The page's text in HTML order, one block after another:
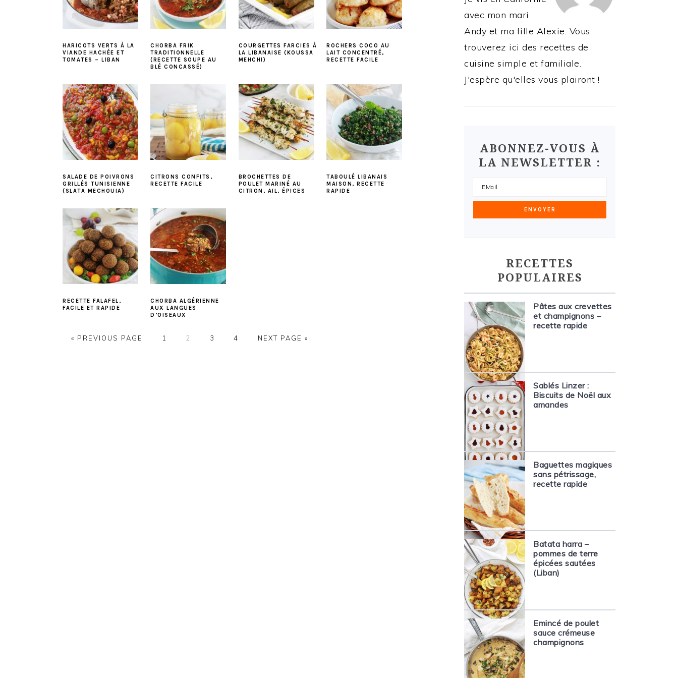
HARICOTS VERTS À LA
VIANDE HACHÉE ET
TOMATES – LIBAN
CHORBA FRIK
TRADITIONNELLE
(RECETTE SOUPE AU
BLÉ CONCASSÉ)
COURGETTES FARCIES À
LA LIBANAISE (KOUSSA
MEHCHI)
ROCHERS COCO AU
LAIT CONCENTRÉ,
RECETTE FACILE
SALADE DE POIVRONS
GRILLÉS TUNISIENNE
(SLATA MECHOUIA)
CITRONS CONFITS,
RECETTE FACILE
BROCHETTES DE
POULET MARINÉ AU
CITRON, AIL, ÉPICES
TABOULÉ LIBANAIS
MAISON, RECETTE
RAPIDE
RECETTE FALAFEL,
FACILE ET RAPIDE
CHORBA ALGÉRIENNE
AUX LANGUES
D’OISEAUX
« PREVIOUS PAGE PAGE
1 PAGE
2 PAGE
3 PAGE
4 NEXT PAGE »
avec mon mari
Andy et ma fille Alexie. Vous
trouverez ici des recettes de
cuisine simple et familiale.
J'espère qu'elles vous plairont !
ABONNEZ-VOUS À
LA NEWSLETTER :
RECETTES
POPULAIRES
Pâtes aux crevettes
et champignons –
recette rapide
Sablés Linzer :
Biscuits de Noël aux
amandes
Baguettes magiques
sans pétrissage,
recette rapide
Batata harra –
pommes de terre
épicées sautées
(Liban)
Emincé de poulet
sauce crémeuse
champignons